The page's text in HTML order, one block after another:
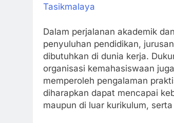
Tasikmalaya
Dalam perjalanan akademik
penyuluhan pendidikan,
dibutuhkan di dunia kerja.
organisasi kemahasiswaan
memperoleh pengalaman
diharapkan dapat mencapai
maupun di luar kurikulum,